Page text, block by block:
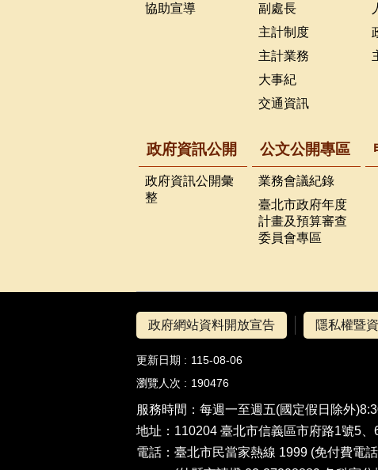
協助宣導
副處長
主計制度
主計業務
大事紀
交通資訊
政府資訊公開
政府資訊公開彙
整
公文公開專區
業務會議紀錄
臺北市政府年度
計畫及預算審查
委員會專區
政府網站資料開放宣告 隱私權暨
更新日期
115-08-06
瀏覽人次
190476
服務時間：每週一至週五(國定假日除外
地址：110204 臺北市信義區市府路1號5、
電話： 臺北市民當家熱線 1999 (免付費電